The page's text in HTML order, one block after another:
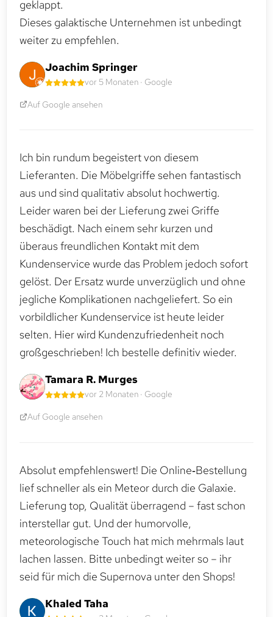
geklappt.
Dieses galaktische Unternehmen ist unbedingt
weiter zu empfehlen.
Joachim Springer
vor 5 Monaten · Google
Auf Google ansehen
Ich bin rundum begeistert von diesem
Lieferanten. Die Möbelgriffe sehen fantastisch
aus und sind qualitativ absolut hochwertig.
Leider waren bei der Lieferung zwei Griffe
beschädigt. Nach einem sehr kurzen und
überaus freundlichen Kontakt mit dem
Kundenservice wurde das Problem jedoch sofort
gelöst. Der Ersatz wurde unverzüglich und ohne
jegliche Komplikationen nachgeliefert. So ein
vorbildlicher Kundenservice ist heute leider
selten. Hier wird Kundenzufriedenheit noch
großgeschrieben! Ich bestelle definitiv wieder.
Tamara R. Murges
vor 2 Monaten · Google
Auf Google ansehen
Absolut empfehlenswert! Die Online‑Bestellung
lief schneller als ein Meteor durch die Galaxie.
Lieferung top, Qualität überragend – fast schon
interstellar gut. Und der humorvolle,
meteorologische Touch hat mich mehrmals laut
lachen lassen. Bitte unbedingt weiter so – ihr
seid für mich die Supernova unter den Shops!
Khaled Taha